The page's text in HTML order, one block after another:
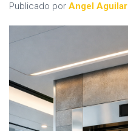
Publicado por Angel Aguilar